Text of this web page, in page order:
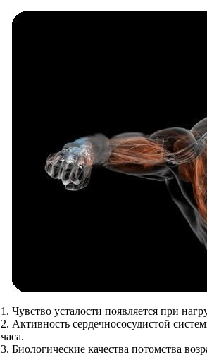
1. Чувство усталости появляется при
2. Активность сердечнососудистой
часа.
3. Биологические качества потомства